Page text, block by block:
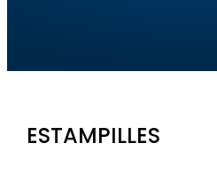
ESTAMPILLES